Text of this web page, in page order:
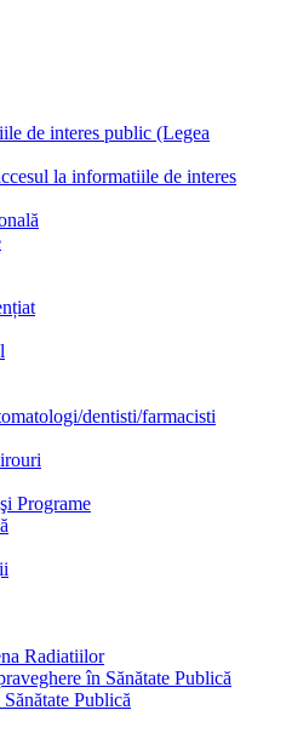
de interes public (Legea
la informatiile de interes
dentisti/farmacisti
Programe
Radiatiilor
în Sănătate Publică
Publică